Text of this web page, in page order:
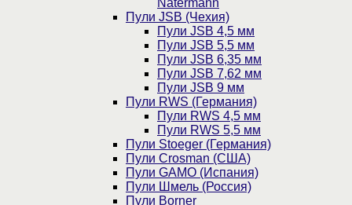
Natermann
Пули JSB (Чехия)
Пули JSB 4,5 мм
Пули JSB 5,5 мм
Пули JSB 6,35 мм
Пули JSB 7,62 мм
Пули JSB 9 мм
Пули RWS (Германия)
Пули RWS 4,5 мм
Пули RWS 5,5 мм
Пули Stoeger (Германия)
Пули Crosman (США)
Пули GAMO (Испания)
Пули Шмель (Россия)
Пули Borner